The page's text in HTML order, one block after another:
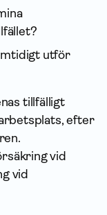
utför
tillfälligt
efter
vid
vid